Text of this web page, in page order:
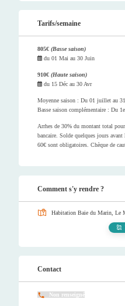
Tarifs/semaine
805€ (Basse saison)
du 01 Mai au 30 Juin
910€ (Haute saison)
du 15 Déc au 30 Avr
Moyenne saison : Du 01 juillet au
Basse saison complémentaire : Du
Arrhes de 30% du montant total
bancaire. Solde quelques jours
60€ sont obligatoires. Chèque de
Comment s'y rendre ?
Habitation Baie du Marin, Le
Contact
Non renseigné